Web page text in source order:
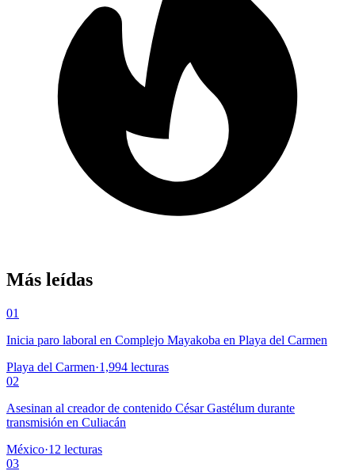
Más leídas
01
Inicia paro laboral en Complejo Mayakoba en Playa del Carmen
Playa del Carmen·1,994 lecturas
02
Asesinan al creador de contenido César Gastélum durante
transmisión en Culiacán
México·12 lecturas
03